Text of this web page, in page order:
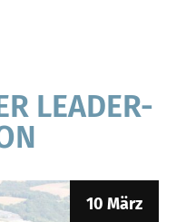
LEADER-
10 März